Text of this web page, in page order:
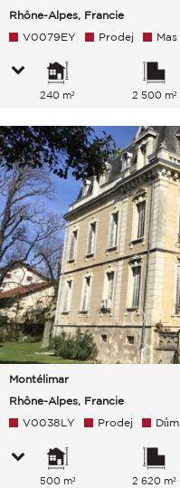
Rhône-Alpes, Francie
V0079EY Prodej Mas
240 m² 2 500 m²
Montélimar
Rhône-Alpes, Francie
V0038LY Prodej Dům
500 m² 2 620 m²